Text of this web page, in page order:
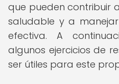
que pueden contribuir
saludable y a
efectiva. A
algunos ejercicios de
ser útiles para este